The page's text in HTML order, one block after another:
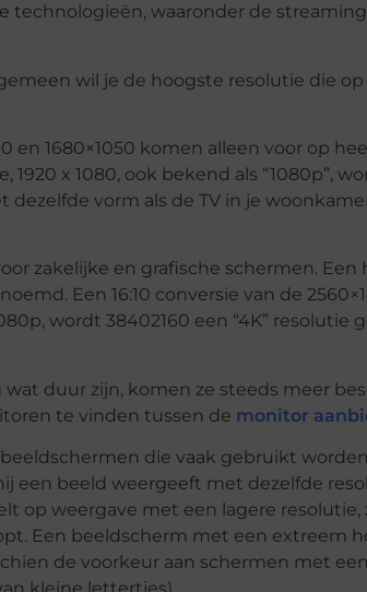
technologieën, waaronder de
wil je de hoogste resolutie die
en 1680×1050 komen alleen voor op
x 1080, ook bekend als “1080p”,
vorm als de TV in je
zakelijke en grafische schermen. Een
Een 16:10 conversie van de
wordt 38402160 een “4K” resolutie
wat duur zijn, komen ze steeds meer
te vinden tussen de monitor
die vaak gebruikt
een beeld weergeeft met dezelfde
op weergave met een lagere resolutie,
Een beeldscherm met een extreem
de voorkeur aan schermen met